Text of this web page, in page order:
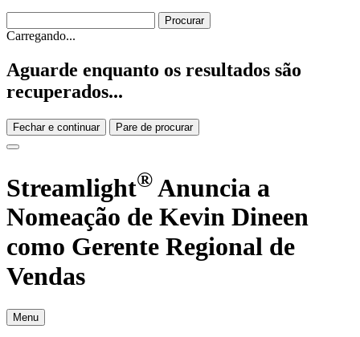
Carregando...
Aguarde enquanto os resultados são
recuperados...
Fechar e continuar Pare de procurar
Streamlight® Anuncia a
Nomeação de Kevin Dineen
como Gerente Regional de
Vendas
Menu